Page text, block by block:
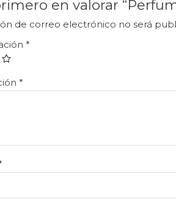
en valorar
de correo electrónico no será
*
*